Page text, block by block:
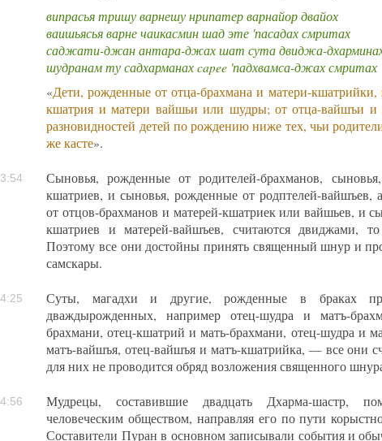
випрасья тришу варнешу нрипатер варнайор двайох
ваишьясья варне чаикасмин шад эте 'пасадах смритах
саджати-джан антара-джах шат сута двиджа-
шудранам ту садхарманах capee 'падхвамса-джах смритах
«Дети, рожденные от отца-брахмана и матери-
кшатрия и матери вайшьи или шудры; от отца-вайшъи
разновидностей детей по рождению ниже тех, чьи
же касте».
Сыновья, рожденные от родителей-брахманов,
кшатриев, и сыновья, рожденные от родптелей-вайшъев,
от отцов-брахманов и матерей-кшатриек или вайшьев, и
кшатриев и матерей-вайшъев, считаются двиджами,
Поэтому все они достойны принять священный шнур и
самскары.
Суты, магадхи и другие, рожденные в браках
дваждырожденных, например отец-шудра и матъ-
брахмани, отец-кшатрий и мать-брахмани, отец-шудра и
матъ-вайшъя, отец-вайшъя и матъ-кшатрийка, — все они
для них не проводится обряд возложения священного
Мудрецы, составившие двадцать Дхарма-шастр,
человеческим обществом, направляя его по пути
Составители Пуран в основном записывали события и